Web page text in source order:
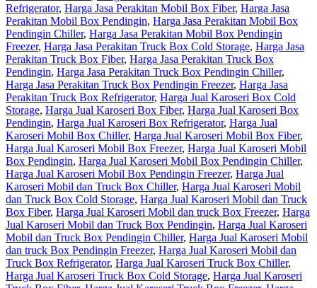
Refrigerator, Harga Jasa Perakitan Mobil Box Fiber, Harga Jasa
Perakitan Mobil Box Pendingin, Harga Jasa Perakitan Mobil Box
Pendingin Chiller, Harga Jasa Perakitan Mobil Box Pendingin
Freezer, Harga Jasa Perakitan Truck Box Cold Storage, Harga Jasa
Perakitan Truck Box Fiber, Harga Jasa Perakitan Truck Box
Pendingin, Harga Jasa Perakitan Truck Box Pendingin Chiller,
Harga Jasa Perakitan Truck Box Pendingin Freezer, Harga Jasa
Perakitan Truck Box Refrigerator, Harga Jual Karoseri Box Cold
Storage, Harga Jual Karoseri Box Fiber, Harga Jual Karoseri Box
Pendingin, Harga Jual Karoseri Box Refrigerator, Harga Jual
Karoseri Mobil Box Chiller, Harga Jual Karoseri Mobil Box Fiber,
Harga Jual Karoseri Mobil Box Freezer, Harga Jual Karoseri Mobil
Box Pendingin, Harga Jual Karoseri Mobil Box Pendingin Chiller,
Harga Jual Karoseri Mobil Box Pendingin Freezer, Harga Jual
Karoseri Mobil dan Truck Box Chiller, Harga Jual Karoseri Mobil
dan Truck Box Cold Storage, Harga Jual Karoseri Mobil dan Truck
Box Fiber, Harga Jual Karoseri Mobil dan truck Box Freezer, Harga
Jual Karoseri Mobil dan Truck Box Pendingin, Harga Jual Karoseri
Mobil dan Truck Box Pendingin Chiller, Harga Jual Karoseri Mobil
dan truck Box Pendingin Freezer, Harga Jual Karoseri Mobil dan
Truck Box Refrigerator, Harga Jual Karoseri Truck Box Chiller,
Harga Jual Karoseri Truck Box Cold Storage, Harga Jual Karoseri